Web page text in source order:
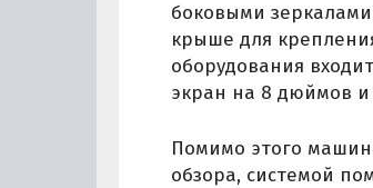
боковыми
крыше для
оборудования
экран на 8 дюймов
Помимо этого
обзора, системой